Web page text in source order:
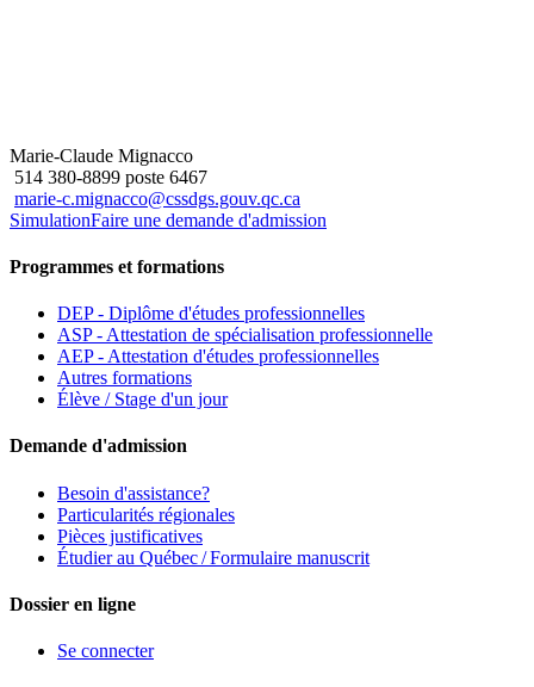
Marie-Claude Mignacco
514 380-8899 poste 6467
marie-c.mignacco@cssdgs.gouv.qc.ca
SimulationFaire une demande d'admission
Programmes et formations
DEP - Diplôme d'études professionnelles
ASP - Attestation de spécialisation professionnelle
AEP - Attestation d'études professionnelles
Autres formations
Élève / Stage d'un jour
Demande d'admission
Besoin d'assistance?
Particularités régionales
Pièces justificatives
Étudier au Québec / Formulaire manuscrit
Dossier en ligne
Se connecter